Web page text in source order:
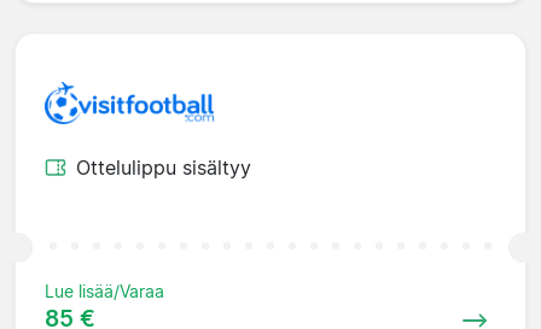
Ottelulippu sisältyy
Lue lisää/Varaa
85 €